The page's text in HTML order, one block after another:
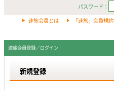
パスワード：
速旅会員とは 「速旅」会員規約
速旅会員登録／ログイン
新規登録